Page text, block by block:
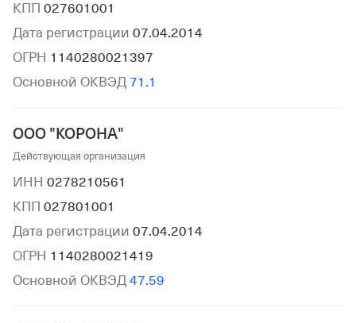
КПП 027601001
Дата регистрации 07.04.2014
ОГРН 1140280021397
Основной ОКВЭД 71.1
ООО "КОРОНА"
Действующая организация
ИНН 0278210561
КПП 027801001
Дата регистрации 07.04.2014
ОГРН 1140280021419
Основной ОКВЭД 47.59